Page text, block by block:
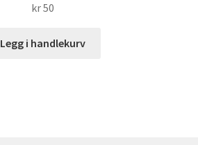
kr50
Legg i handlekurv